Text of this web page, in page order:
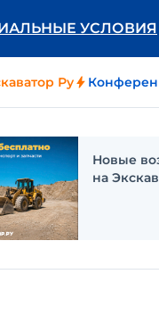
УСЛОВИЯ
Ру
Новые
на